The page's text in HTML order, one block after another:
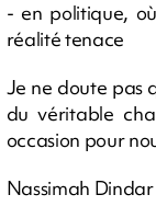
- en politique,
réalité tenace
Je ne doute pas
du véritable
occasion pour
Nassimah Dindar